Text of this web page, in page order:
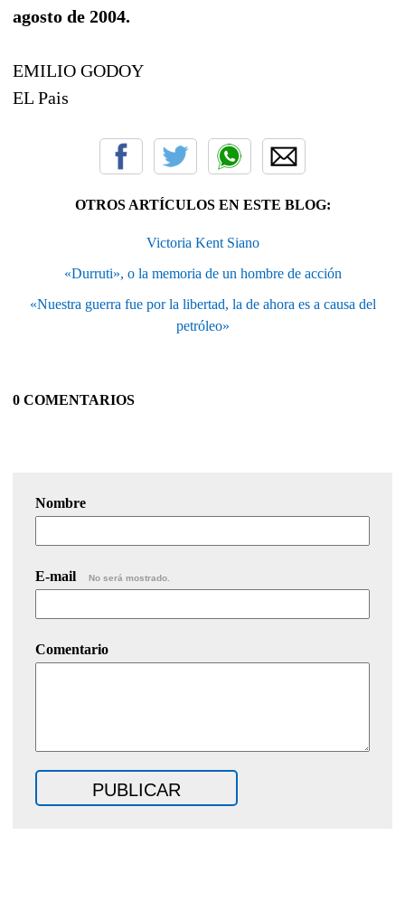
agosto de 2004.
EMILIO GODOY
EL Pais
OTROS ARTÍCULOS EN ESTE BLOG:
Victoria Kent Siano
«Durruti», o la memoria de un hombre de acción
«Nuestra guerra fue por la libertad, la de ahora es a causa del
petróleo»
0 COMENTARIOS
Nombre
E-mail No será mostrado.
Comentario